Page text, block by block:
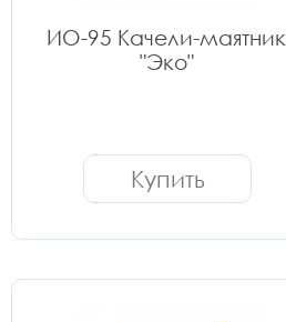
ИО-95 Качели-маятник
"Эко"
Купить